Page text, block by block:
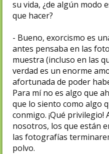
su vida, ¿de algún modo
que hacer?
- Bueno, exorcismo es
antes pensaba en las
muestra (incluso en las
verdad es un enorme
afortunada de poder
Para mí no es algo que
que lo siento como algo
conmigo. ¡Qué privilegio!
nosotros, los que están
las fotografías
polvo.